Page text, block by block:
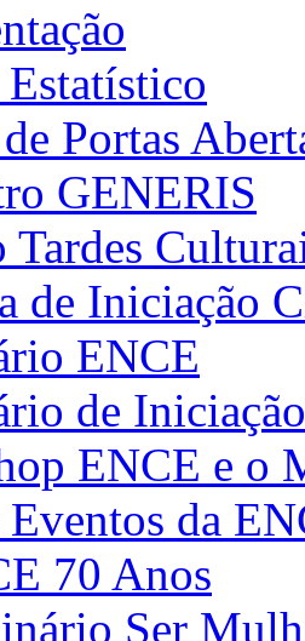
Portas
GENERIS
Tardes
de Iniciação
ENCE
de
ENCE e o
da
70 Anos
Ser